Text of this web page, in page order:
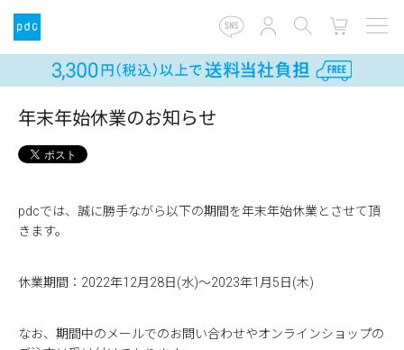
年末年始休業のお知らせ
pdcでは、誠に勝手ながら以下の期間を年末年始休業とさせて頂
きます。
休業期間：2022年12月28日(水)～2023年1月5日(木)
なお、期間中のメールでのお問い合わせやオンラインショップの